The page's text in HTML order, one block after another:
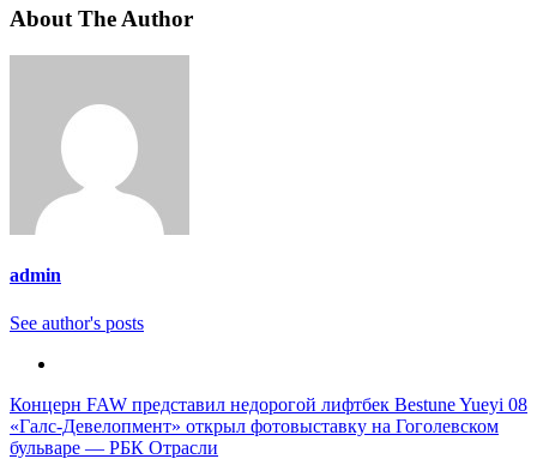
About The Author
admin
See author's posts
Навигация
по
Концерн FAW представил недорогой лифтбек Bestune Yueyi 08
«Галс-Девелопмент» открыл фотовыставку на Гоголевском
бульваре — РБК Отрасли